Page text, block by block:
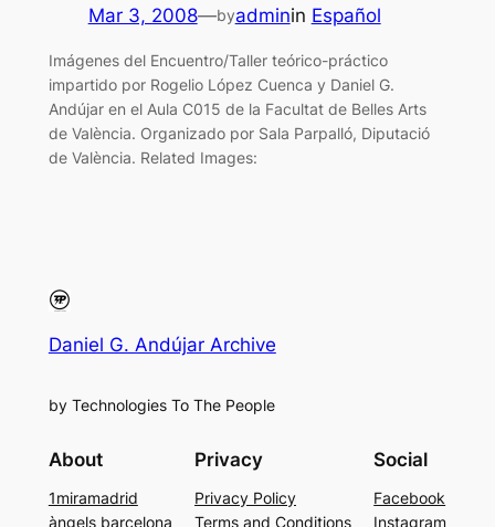
Mar 3, 2008—byadminin Español
Imágenes del Encuentro/Taller teórico-práctico
impartido por Rogelio López Cuenca y Daniel G.
Andújar en el Aula C015 de la Facultat de Belles Arts
de València. Organizado por Sala Parpalló, Diputació
de València. Related Images:
Daniel G. Andújar Archive
by Technologies To The People
About
1miramadrid
àngels barcelona
Privacy
Privacy Policy
Terms and Conditions
Social
Facebook
Instagram